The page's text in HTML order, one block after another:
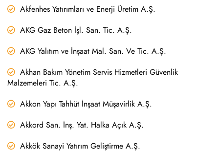
Akfenhes Yatırımları ve Enerji Üretim A.Ş.
AKG Gaz Beton İşl. San. Tic. A.Ş.
AKG Yalıtım ve İnşaat Mal. San. Ve Tic. A.Ş.
Akhan Bakım Yönetim Servis Hizmetleri Güvenlik
Malzemeleri Tic. A.Ş.
Akkon Yapı Tahhüt İnşaat Müşavirlik A.Ş.
Akkord San. İnş. Yat. Halka Açık A.Ş.
Akkök Sanayi Yatırım Geliştirme A.Ş.